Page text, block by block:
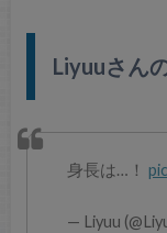
Liyuuさん
身長は…！
— Liyuu